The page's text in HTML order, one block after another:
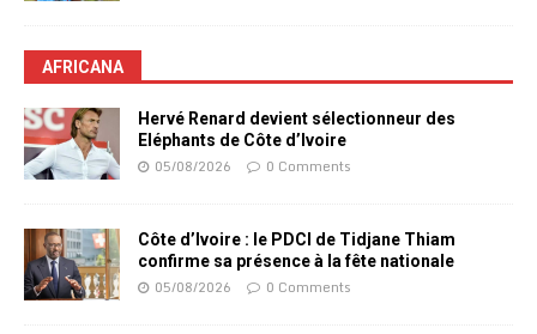
AFRICANA
Hervé Renard devient sélectionneur des
Eléphants de Côte d’Ivoire
05/08/2026 0 Comments
Côte d’Ivoire : le PDCI de Tidjane Thiam
confirme sa présence à la fête nationale
05/08/2026 0 Comments